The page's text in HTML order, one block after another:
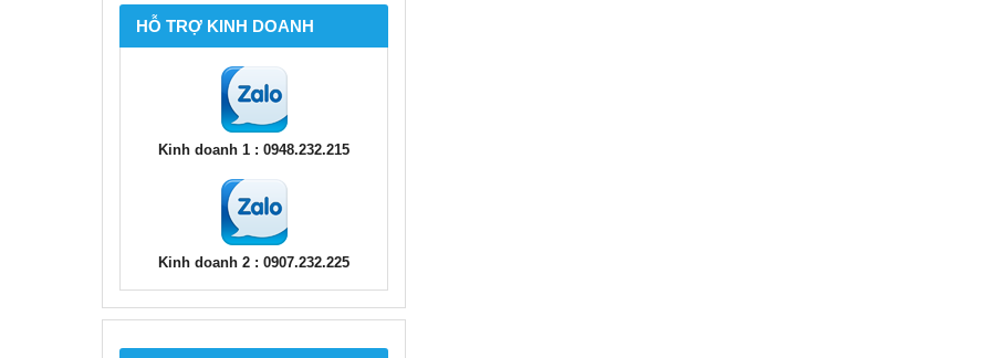
HỖ TRỢ KINH DOANH
Kinh doanh 1 : 0948.232.215
Kinh doanh 2 : 0907.232.225